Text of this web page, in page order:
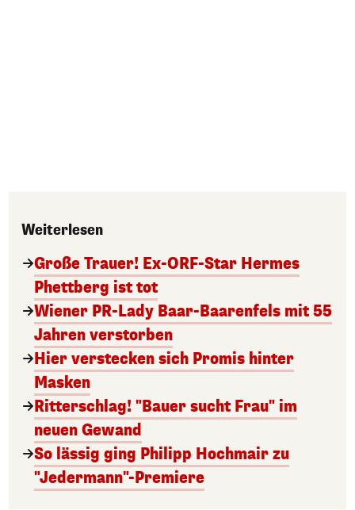
Weiterlesen
Große Trauer! Ex-ORF-Star Hermes
Phettberg ist tot
Wiener PR-Lady Baar-Baarenfels mit 55
Jahren verstorben
Hier verstecken sich Promis hinter
Masken
Ritterschlag! "Bauer sucht Frau" im
neuen Gewand
So lässig ging Philipp Hochmair zu
"Jedermann"-Premiere